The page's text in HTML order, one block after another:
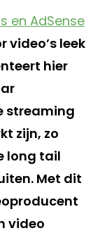
en AdSense
video’s leek
hier
streaming
zijn, zo
long tail
Met dit
video